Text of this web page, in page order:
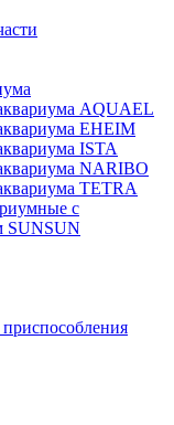
AQUAEL
EHEIM
ISTA
NARIBO
TETRA
с
SUNSUN